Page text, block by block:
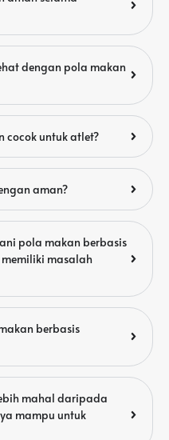
dengan pola makan
cocok untuk atlet?
aman?
pola makan berbasis
masalah
berbasis
mahal daripada
mampu untuk